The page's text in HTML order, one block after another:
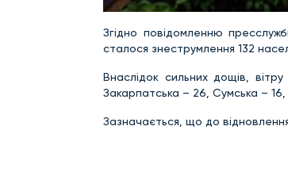
Згідно повідомленню
сталося знеструмлення 132
Внаслідок сильних дощів,
Закарпатська – 26, Сумська –
Зазначається, що до